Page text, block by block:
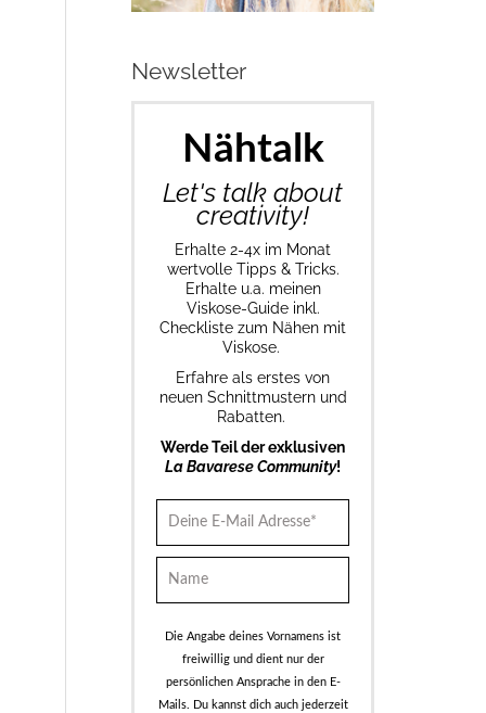
Newsletter
Nähtalk
Let's talk about
creativity!
Erhalte 2-4x im Monat
wertvolle Tipps & Tricks.
Erhalte u.a. meinen
Viskose-Guide inkl.
Checkliste zum Nähen mit
Viskose.
Erfahre als erstes von
neuen Schnittmustern und
Rabatten.
Werde Teil der exklusiven
La Bavarese Community!
Die Angabe deines Vornamens ist
freiwillig und dient nur der
persönlichen Ansprache in den E-
Mails. Du kannst dich auch jederzeit